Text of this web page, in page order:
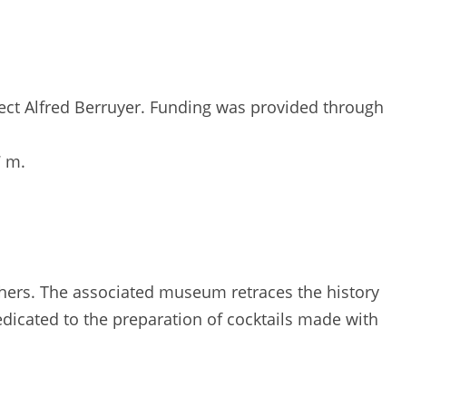
Alfred Berruyer. Funding was provided through
m.
The associated museum retraces the history
to the preparation of cocktails made with